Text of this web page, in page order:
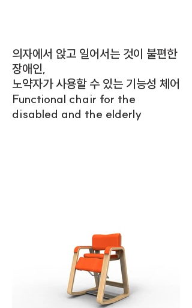
의자에서 앉고 일어서는 것이 불편한
장애인,
노약자가 사용할 수 있는 기능성 체어
Functional chair for the
disabled and the elderly